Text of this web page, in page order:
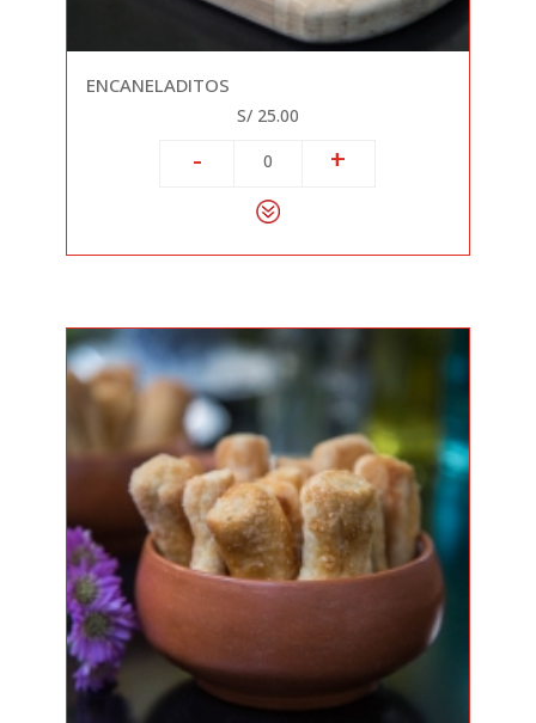
ENCANELADITOS
S/ 25.00
- 0 +